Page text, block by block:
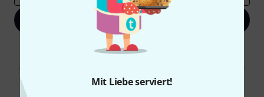
Mit Liebe serviert!
Jetzt anmelden
Mit Klick auf „Jetzt anmelden“ stimmen Sie dem Erhalt von E-Mail-
Werbung und einer Messung des E-Mail-Nutzungsverhaltens zu. Die
Abmeldung ist jederzeit möglich. Weitere Informationen finden Sie in
unseren
Datenschutzhinweisen